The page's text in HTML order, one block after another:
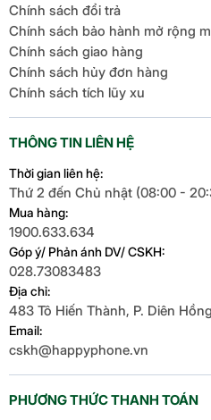
PHƯƠNG THỨC THANH TOÁN
Chính sách đổi trả
Chính sách bảo hành mở rộng
Chính sách giao hàng
Chính sách hủy đơn hàng
Chính sách tích lũy xu
THÔNG TIN LIÊN HỆ
Thời gian liên hệ:
Thứ 2 đến Chủ nhật (08:00 -
Mua hàng:
1900.633.634
Góp ý/ Phản ánh DV/ CSKH:
028.73083483
Địa chỉ:
483 Tô Hiến Thành, P. Diên
Email:
cskh@happyphone.vn